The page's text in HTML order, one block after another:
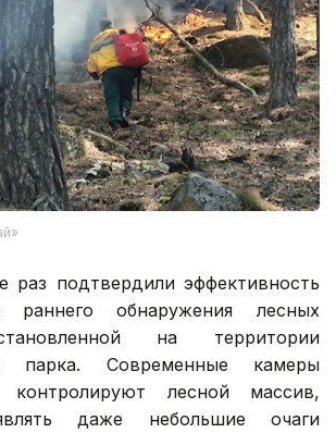
раз подтвердили эффективность
раннего обнаружения лесных
на территории
парка. Современные камеры
контролируют лесной массив,
даже небольшие очаги